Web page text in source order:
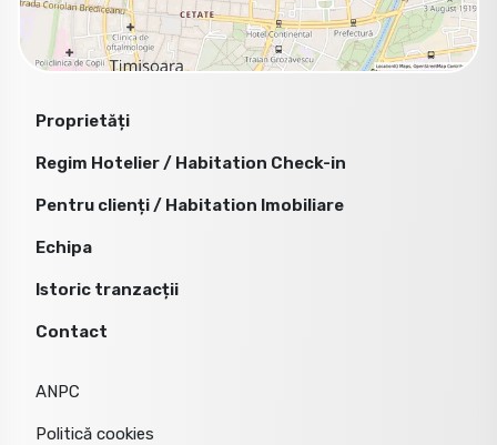
Proprietăți
Regim Hotelier / Habitation Check-in
Pentru clienți / Habitation Imobiliare
Echipa
Istoric tranzacții
Contact
ANPC
Politică cookies